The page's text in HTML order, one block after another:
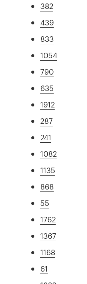
382
439
833
1054
790
635
1912
287
241
1082
1135
868
55
1762
1367
1168
61